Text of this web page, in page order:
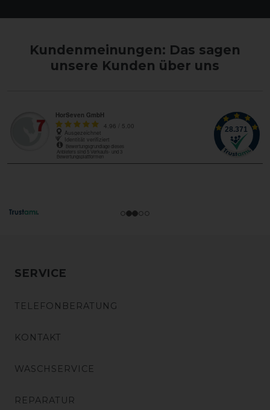
Kundenmeinungen: Das sagen
unsere Kunden über uns
SERVICE
TELEFONBERATUNG
KONTAKT
WASCHSERVICE
REPARATUR